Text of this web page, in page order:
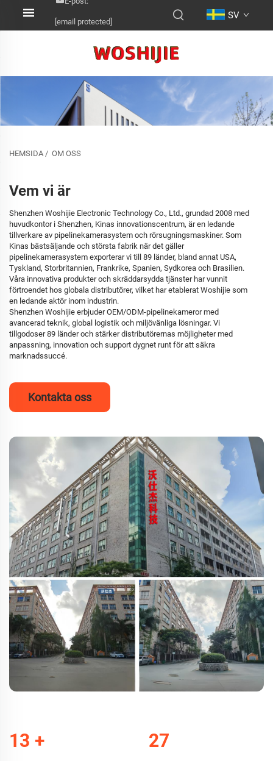
[email protected]
SV
HEMSIDA / OM OSS
Vem vi är
Shenzhen Woshijie Electronic Technology Co., Ltd., grundad 2008 med
huvudkontor i Shenzhen, Kinas innovationscentrum, är en ledande
tillverkare av pipelinekamerasystem och rörsugningsmaskiner. Som
Kinas bästsäljande och största fabrik när det gäller
pipelinekamerasystem exporterar vi till 89 länder, bland annat USA,
Tyskland, Storbritannien, Frankrike, Spanien, Sydkorea och Brasilien.
Våra innovativa produkter och skräddarsydda tjänster har vunnit
förtroendet hos globala distributörer, vilket har etablerat Woshijie som
en ledande aktör inom industrin.
Shenzhen Woshijie erbjuder OEM/ODM-pipelinekameror med
avancerad teknik, global logistik och miljövänliga lösningar. Vi
tillgodoser 89 länder och stärker distributörernas möjligheter med
anpassning, innovation och support dygnet runt för att säkra
marknadssuccé.
Kontakta oss
13 + 27